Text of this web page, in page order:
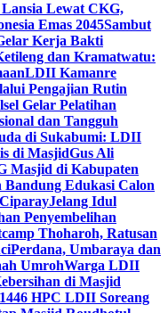
Lewat CKG,
Emas 2045Sambut
Kerja Bakti
dan Kramatwatu:
LDII Kamanre
Pengajian Rutin
Gelar Pelatihan
dan Tangguh
di Sukabumi: LDII
di MasjidGus Ali
Masjid di Kabupaten
Edukasi Calon
Jelang Idul
Penyembelihan
Thoharoh, Ratusan
Perdana, Umbaraya dan
UmrohWarga LDII
di Masjid
HPC LDII Soreang